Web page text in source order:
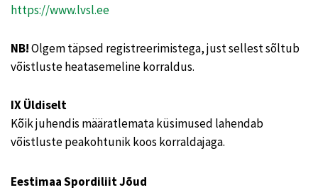
https://www.lvsl.ee
NB!Olgem täpsed registreerimistega, just sellest sõltub
võistluste heatasemeline korraldus.
IX Üldiselt
Kõik juhendis määratlemata küsimused lahendab
võistluste peakohtunik koos korraldajaga.
Eestimaa Spordiliit Jõud